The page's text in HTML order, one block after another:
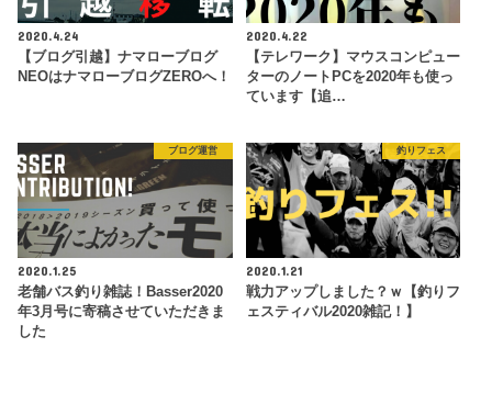
2020.4.24
【ブログ引越】ナマローブログ
NEOはナマローブログZEROへ！
2020.4.22
【テレワーク】マウスコンピュー
ターのノートPCを2020年も使っ
ています【追…
ブログ運営
2020.1.25
老舗バス釣り雑誌！Basser2020
年3月号に寄稿させていただきま
した
釣りフェス
2020.1.21
戦力アップしました？ｗ【釣りフ
ェスティバル2020雑記！】